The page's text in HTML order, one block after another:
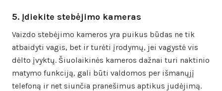
5. Įdiekite stebėjimo kameras
Vaizdo stebėjimo kameros yra puikus būdas ne tik
atbaidyti vagis, bet ir turėti įrodymų, jei vagystė vis
dėlto įvyktų. Šiuolaikinės kameros dažnai turi naktinio
matymo funkciją, gali būti valdomos per išmanųjį
telefoną ir net siunčia pranešimus aptikus judėjimą.